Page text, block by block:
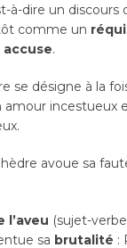
à-dire un discours
comme un
accuse.
se désigne à la
amour incestueux
avoue sa
l’aveu (sujet-
sa brutalité :